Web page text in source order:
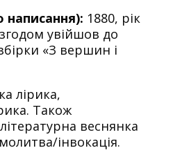
написання): 1880, рік
увійшов до
«З вершин і
лірика,
Також
веснянка
інвокація.